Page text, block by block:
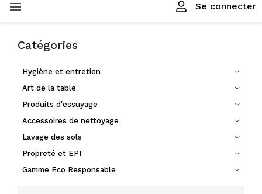
Se connecter
Catégories
Hygiène et entretien
Art de la table
Produits d'essuyage
Accessoires de nettoyage
Lavage des sols
Propreté et EPI
Gamme Eco Responsable